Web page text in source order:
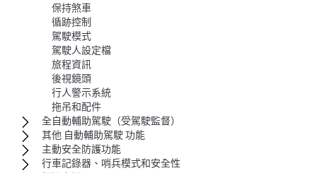
保持煞車
循跡控制
駕駛模式
駕駛人設定檔
旅程資訊
後視鏡頭
行人警示系統
拖吊和配件
全自動輔助駕駛（受駕駛監督）
其他 自動輔助駕駛 功能
主動安全防護功能
行車記錄器、哨兵模式和安全性